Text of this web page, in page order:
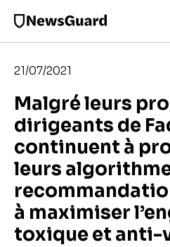
21/07/2021
Malgré leurs
dirigeants de
continuent à
leurs
à maximiser
toxique et anti-